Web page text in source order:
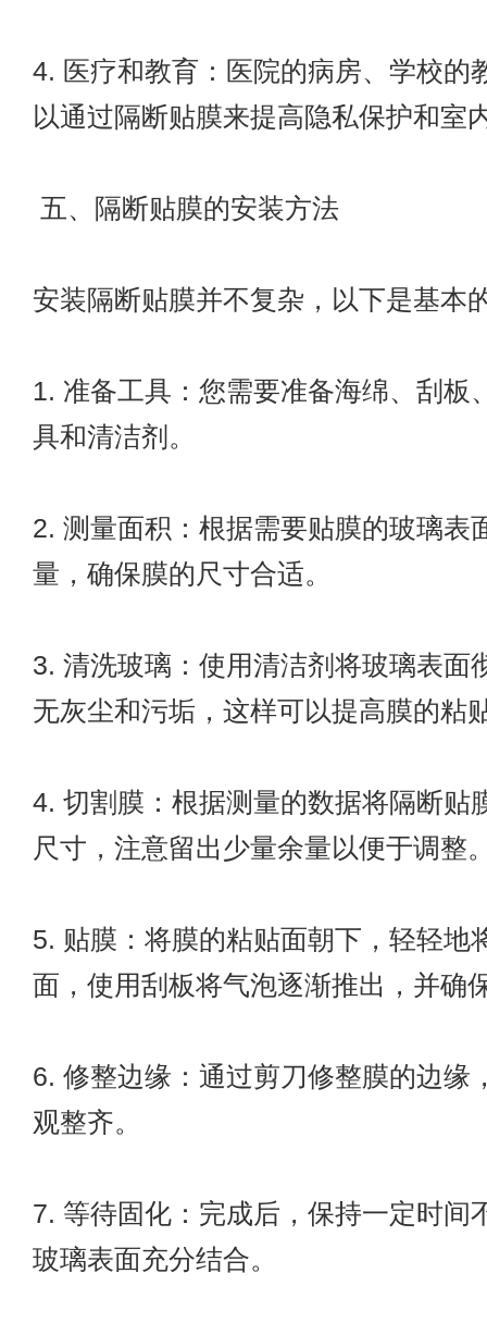
4. 医疗和教育：医院的病房、学校的
以通过隔断贴膜来提高隐私保护和室
五、隔断贴膜的安装方法
安装隔断贴膜并不复杂，以下是基本
1. 准备工具：您需要准备海绵、刮板
具和清洁剂。
2. 测量面积：根据需要贴膜的玻璃表
量，确保膜的尺寸合适。
3. 清洗玻璃：使用清洁剂将玻璃表面
无灰尘和污垢，这样可以提高膜的粘
4. 切割膜：根据测量的数据将隔断贴
尺寸，注意留出少量余量以便于调整
5. 贴膜：将膜的粘贴面朝下，轻轻地
面，使用刮板将气泡逐渐推出，并确
6. 修整边缘：通过剪刀修整膜的边缘
观整齐。
7. 等待固化：完成后，保持一定时间
玻璃表面充分结合。